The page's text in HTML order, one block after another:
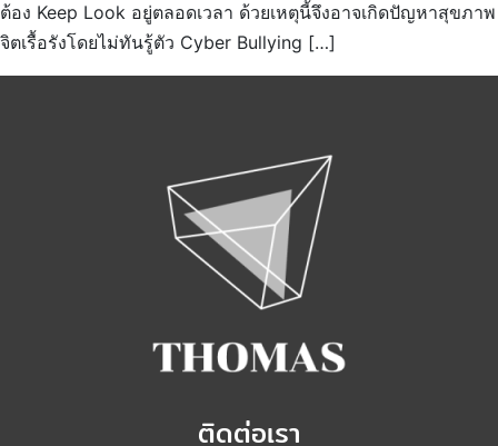
ต้อง Keep Look อยู่ตลอดเวลา ด้วยเหตุนี้จึงอาจเกิดปัญหาสุขภาพ
จิตเรื้อรังโดยไม่ทันรู้ตัว Cyber Bullying […]
ติดต่อเรา